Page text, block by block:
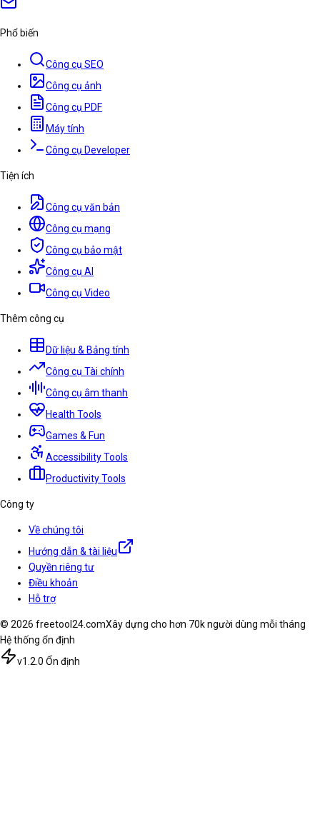
Phổ biến
Công cụ SEO
Công cụ ảnh
Công cụ PDF
Máy tính
Công cụ Developer
Tiện ích
Công cụ văn bản
Công cụ mạng
Công cụ bảo mật
Công cụ AI
Công cụ Video
Thêm công cụ
Dữ liệu & Bảng tính
Công cụ Tài chính
Công cụ âm thanh
Health Tools
Games & Fun
Accessibility Tools
Productivity Tools
Công ty
Về chúng tôi
Hướng dẫn & tài liệu
Quyền riêng tư
Điều khoản
Hỗ trợ
© 2026 freetool24.comXây dựng cho hơn 70k người dùng mỗi tháng
Hệ thống ổn định
v1.2.0 Ổn định